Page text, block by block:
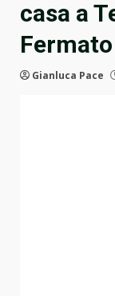
casa a
Gianluca Pace